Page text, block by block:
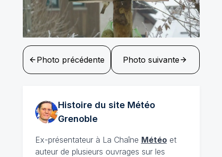
Photo précédente Photo suivante
Histoire du site Météo
Grenoble
Ex-présentateur à La Chaîne Météoet
auteur de plusieurs ouvrages sur les